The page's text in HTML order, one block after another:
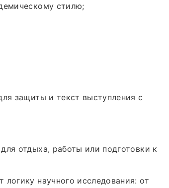
стилю;
защиты и текст выступления с
отдыха, работы или подготовки к
научного исследования: от